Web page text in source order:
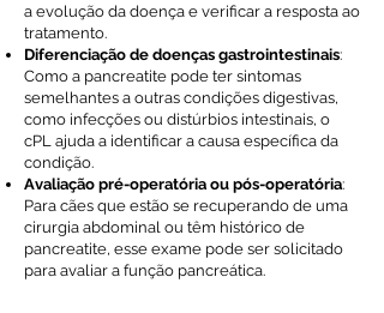
a evolução da doença e verificar a resposta ao
tratamento.
Diferenciação de doenças gastrointestinais:
Como a pancreatite pode ter sintomas
semelhantes a outras condições digestivas,
como infecções ou distúrbios intestinais, o
cPL ajuda a identificar a causa específica da
condição.
Avaliação pré-operatória ou pós-operatória:
Para cães que estão se recuperando de uma
cirurgia abdominal ou têm histórico de
pancreatite, esse exame pode ser solicitado
para avaliar a função pancreática.